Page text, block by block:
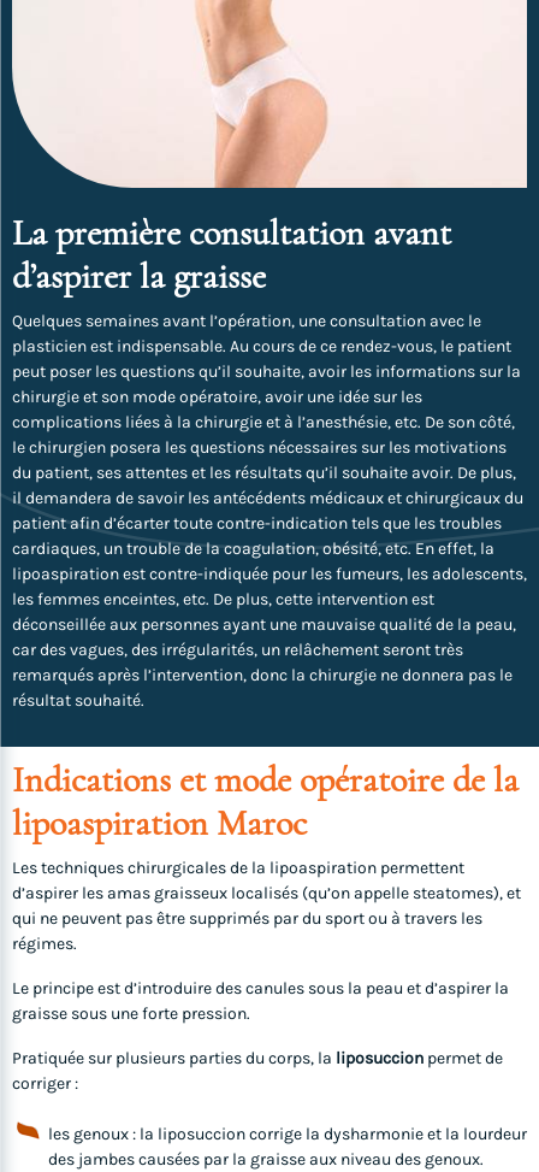
La première consultation avant
d’aspirer la graisse
Quelques semaines avant l’opération, une consultation avec le
plasticien est indispensable. Au cours de ce rendez-vous, le patient
peut poser les questions qu’il souhaite, avoir les informations sur la
chirurgie et son mode opératoire, avoir une idée sur les
complications liées à la chirurgie et à l’anesthésie, etc. De son côté,
le chirurgien posera les questions nécessaires sur les motivations
du patient, ses attentes et les résultats qu’il souhaite avoir. De plus,
il demandera de savoir les antécédents médicaux et chirurgicaux du
patient afin d’écarter toute contre-indication tels que les troubles
cardiaques, un trouble de la coagulation, obésité, etc. En effet, la
lipoaspiration est contre-indiquée pour les fumeurs, les adolescents,
les femmes enceintes, etc. De plus, cette intervention est
déconseillée aux personnes ayant une mauvaise qualité de la peau,
car des vagues, des irrégularités, un relâchement seront très
remarqués après l’intervention, donc la chirurgie ne donnera pas le
résultat souhaité.
Indications et mode opératoire de la
lipoaspiration Maroc
Les techniques chirurgicales de la lipoaspiration permettent
d’aspirer les amas graisseux localisés (qu’on appelle steatomes), et
qui ne peuvent pas être supprimés par du sport ou à travers les
régimes.
Le principe est d’introduire des canules sous la peau et d’aspirer la
graisse sous une forte pression.
Pratiquée sur plusieurs parties du corps, la liposuccion permet de
corriger :
les genoux : la liposuccion corrige la dysharmonie et la lourdeur
des jambes causées par la graisse aux niveau des genoux.